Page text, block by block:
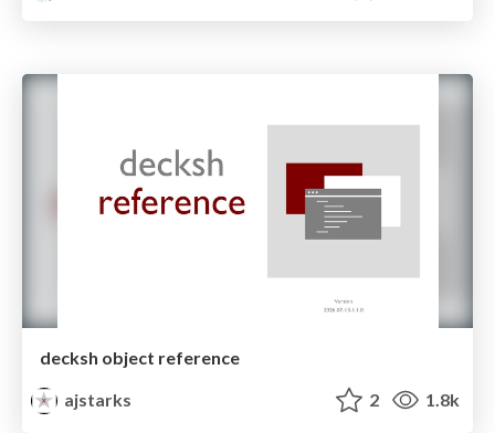
decksh object reference
ajstarks
2 1.8k